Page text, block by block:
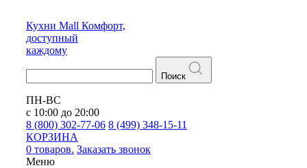
Кухни Mall Комфорт,
доступный
каждому
Поиск
ПН-ВС
с 10:00 до 20:00
8 (800) 302-77-06 8 (499) 348-15-11
КОРЗИНА
0 товаров. Заказать звонок
Меню